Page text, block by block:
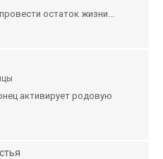
остаток жизни...
активирует родовую